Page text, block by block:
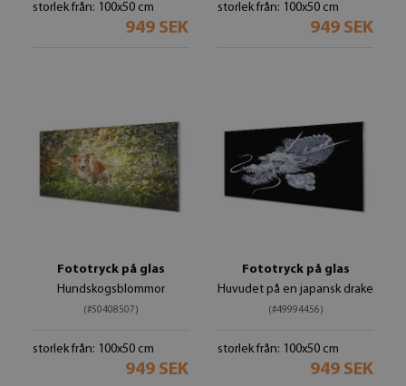
storlek från: 100x50 cm
949 SEK
storlek från: 100x50 cm
949 SEK
Fototryck på glas
Hundskogsblommor
(#50408507)
storlek från: 100x50 cm
949 SEK
Fototryck på glas
Huvudet på en japansk drake
(#49994456)
storlek från: 100x50 cm
949 SEK